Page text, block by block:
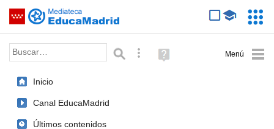
Saltar navegación
Palabra o frase: Búsqueda avanzada
Ayuda
(en
Inicio
Canal EducaMadrid
Últimos contenidos